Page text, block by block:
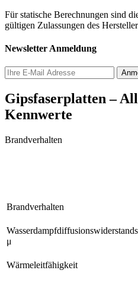
Für statische Berechnungen sind
gültigen Zulassungen des
Newsletter Anmeldung
Gipsfaserplatten –
Kennwerte
Brandverhalten
Brandverhalten
μ
Wärmeleitfähigkeit